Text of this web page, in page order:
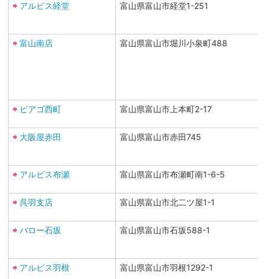
アルビス経堂 富山県富山市経堂1-251
富山南店 富山県富山市堀川小泉町488
ピアゴ西町 富山県富山市上本町2-17
大阪屋赤田 富山県富山市赤田745
アルビス布瀬 富山県富山市布瀬町南1-6-5
呉羽支店 富山県富山市北二ツ屋1-1
バロー石坂 富山県富山市石坂588-1
アルビス羽根 富山県富山市羽根1292-1